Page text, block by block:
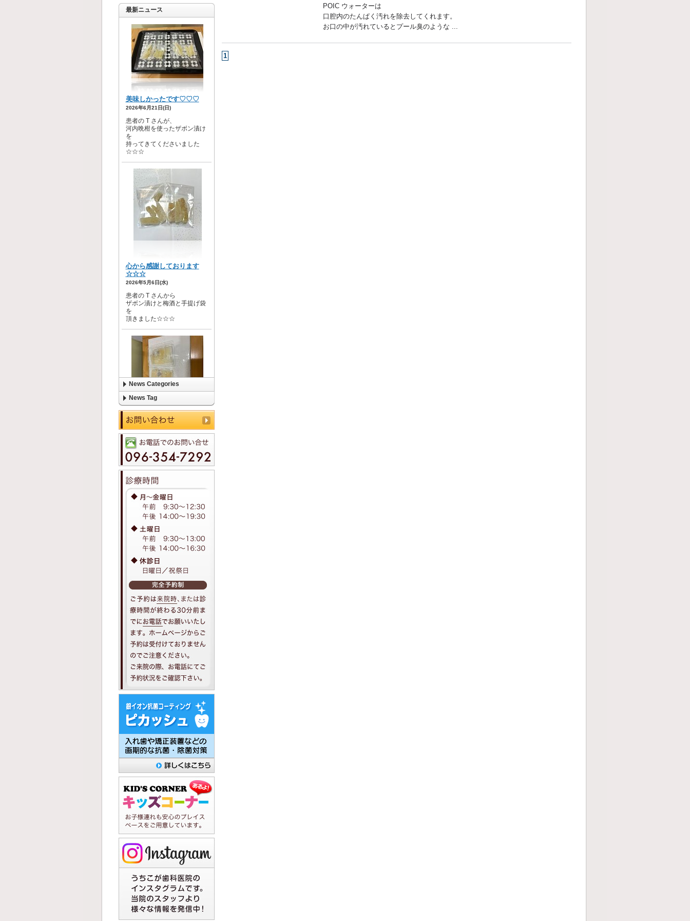
最新ニュース
News Categories
News Tag
POIC ウォーターは
口腔内のたんぱく汚れを除去してくれます。
お口の中が汚れているとプール臭のような ...
1